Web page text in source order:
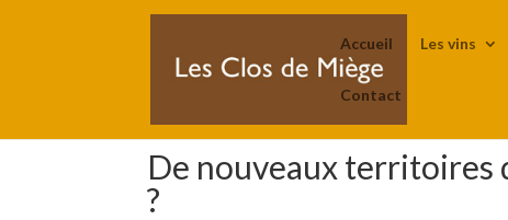
Accueil Les vins
Contact
De nouveaux territoires
?